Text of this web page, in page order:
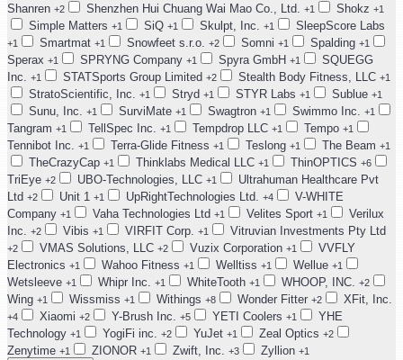
Shanren +2 Shenzhen Hui Chuang Wai Mao Co., Ltd. +1 Shokz +1
Simple Matters +1 SiQ +1 Skulpt, Inc. +1 SleepScore Labs
+1 Smartmat +1 Snowfeet s.r.o. +2 Somni +1 Spalding +1
Sperax +1 SPRYNG Company +1 Spyra GmbH +1
SQUEGG
Inc. +1 STATSports Group Limited +2 Stealth Body Fitness, LLC +1
StratoScientific, Inc. +1 Stryd +1 STYR Labs +1 Sublue +1
Sunu, Inc. +1 SurviMate +1 Swagtron +1 Swimmo Inc. +1
Tangram +1 TellSpec Inc. +1 Tempdrop LLC +1 Tempo +1
Tennibot Inc. +1 Terra-Glide Fitness +1 Teslong +1 The Beam +1
TheCrazyCap +1 Thinklabs Medical LLC +1 ThinOPTICS +6
TriEye +2 UBO-Technologies, LLC +1
Ultrahuman Healthcare Pvt
Ltd +2 Unit 1 +1 UpRightTechnologies Ltd. +4
V-WHITE
Company +1 Vaha Technologies Ltd +1 Velites Sport +1
Verilux
Inc. +2 Vibis +1 VIRFIT Corp. +1 Vitruvian Investments Pty Ltd
+2 VMAS Solutions, LLC +2 Vuzix Corporation +1
VVFLY
Electronics +1 Wahoo Fitness +1 Welltiss +1 Wellue +1
Wetsleeve +1 Whipr Inc. +1 WhiteTooth +1 WHOOP, INC. +2
Wing +1 Wissmiss +1 Withings +8 Wonder Fitter +2 XFit, Inc.
+4 Xiaomi +2 Y-Brush Inc. +5 YETI Coolers +1
YHE
Technology +1 YogiFi inc. +2 YuJet +1 Zeal Optics +2
Zenytime +1 ZIONOR +1 Zwift, Inc. +3 Zyllion +1